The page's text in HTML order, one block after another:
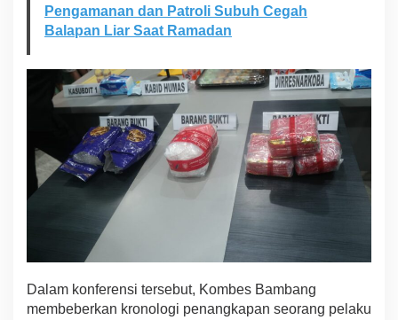
K
g
S
b
u
D
i
s
i
t
Pengamanan dan Patroli Subuh Cegah
Balapan Liar Saat Ramadan
Dalam konferensi tersebut, Kombes Bambang
membeberkan kronologi penangkapan seorang pelaku